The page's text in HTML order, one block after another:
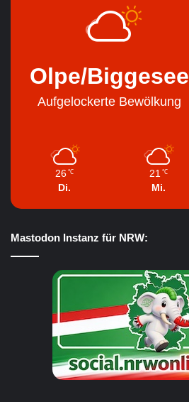
Olpe/Biggesee
Aufgelockerte Bewölkung
26 ℃
Di.
21 ℃
Mi.
Mastodon Instanz für NRW: